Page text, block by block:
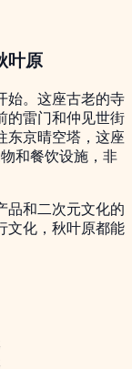
叶原
始。这座古老的寺
的雷门和仲见世街
东京晴空塔，这座
和餐饮设施，非
品和二次元文化的
文化，秋叶原都能